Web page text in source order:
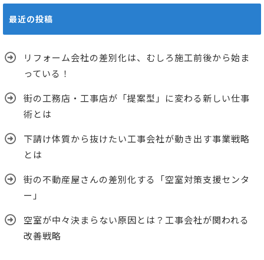
最近の投稿
リフォーム会社の差別化は、むしろ施工前後から始ま
っている！
街の工務店・工事店が「提案型」に変わる新しい仕事
術とは
下請け体質から抜けたい工事会社が動き出す事業戦略
とは
街の不動産屋さんの差別化する「空室対策支援センタ
ー」
空室が中々決まらない原因とは？工事会社が関われる
改善戦略